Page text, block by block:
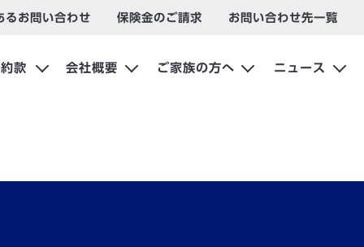
るお問い合わせ 保険金のご請求 お問い合わせ先一覧
約款 会社概要 ご家族の方へ ニュース